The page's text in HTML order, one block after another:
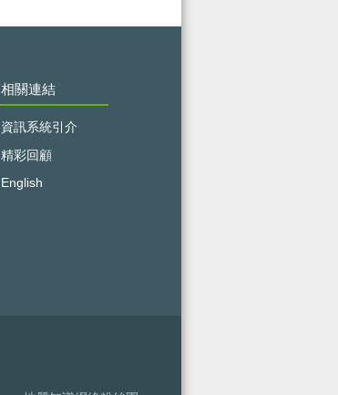
相關連結
資訊系統引介
精彩回顧
English